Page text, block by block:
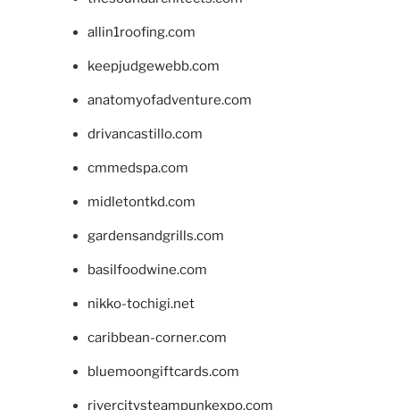
allin1roofing.com
keepjudgewebb.com
anatomyofadventure.com
drivancastillo.com
cmmedspa.com
midletontkd.com
gardensandgrills.com
basilfoodwine.com
nikko-tochigi.net
caribbean-corner.com
bluemoongiftcards.com
rivercitysteampunkexpo.com